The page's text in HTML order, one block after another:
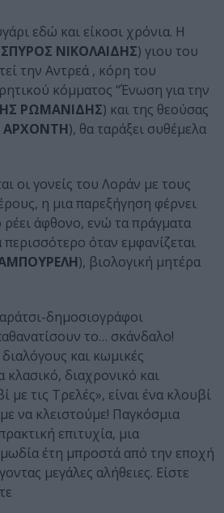
εδώ και είκοσι χρόνια. Η
ΣΠΥΡΟΣ ΝΙΚΟΛΑΙΔΗΣ) γιου του
την Αντρεά , κόρη του
κόμματος “Ένωση για την
ΡΩΜΑΝΙΔΗΣ) και της θεούσας
ΑΡΧΟΝΤΗ), θα ταράξει συθέμελα
οι γονείς του Λοράν με τους
η μια παρεξήγηση φέρνει
ρέει άφθονο, ενώ τα πράγματα
όταν εμφανίζεται
), βιολογική μητέρα
δημοσιογράφοι
το… σκάνδαλο!
και κωμικές
κλασικό, διαχρονικό και
με τις Τρελές», είναι ένα κλουβί
να κλειστούμε! Παγκόσμια
επιτυχία, μια
έτη μπροστά από την εποχή
μεγάλες αλήθειες. Είστε